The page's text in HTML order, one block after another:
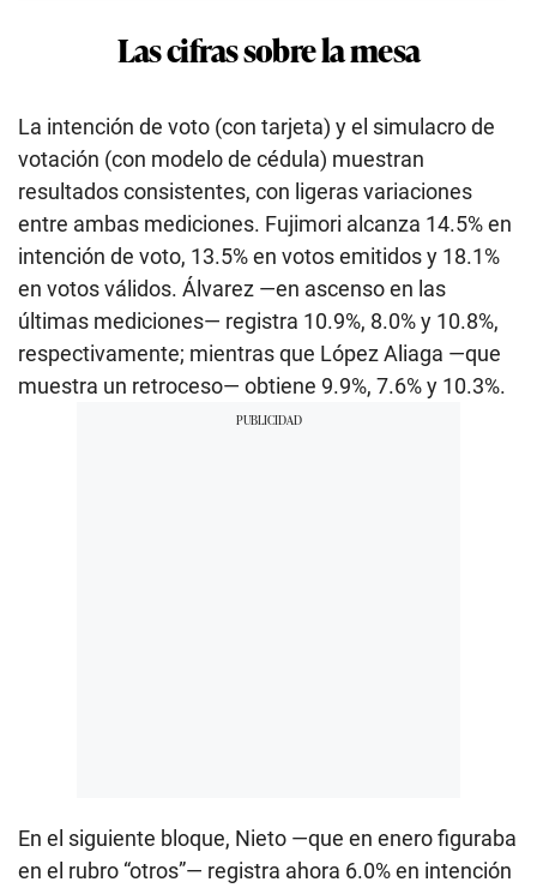
Las cifras sobre la mesa
La intención de voto (con tarjeta) y el simulacro de
votación (con modelo de cédula) muestran
resultados consistentes, con ligeras variaciones
entre ambas mediciones. Fujimori alcanza 14.5% en
intención de voto, 13.5% en votos emitidos y 18.1%
en votos válidos. Álvarez —en ascenso en las
últimas mediciones— registra 10.9%, 8.0% y 10.8%,
respectivamente; mientras que López Aliaga —que
muestra un retroceso— obtiene 9.9%, 7.6% y 10.3%.
En el siguiente bloque, Nieto —que en enero figuraba
en el rubro “otros”— registra ahora 6.0% en intención